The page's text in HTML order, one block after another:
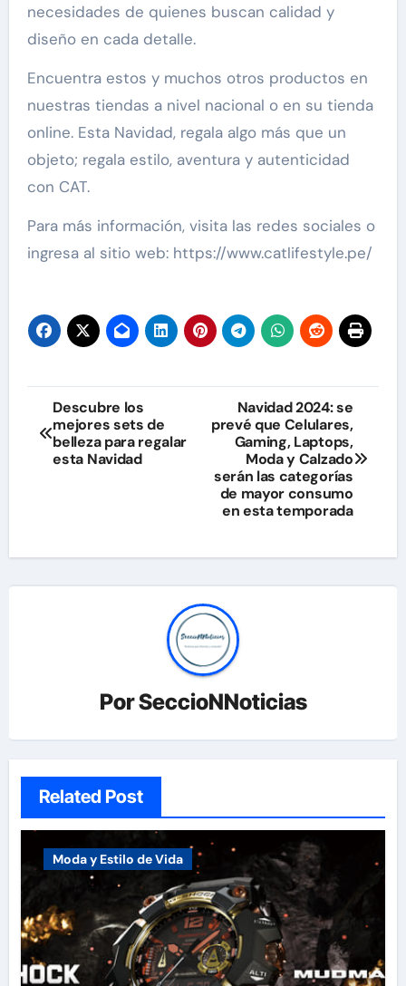
necesidades de quienes buscan calidad y
diseño en cada detalle.
Encuentra estos y muchos otros productos en
nuestras tiendas a nivel nacional o en su tienda
online. Esta Navidad, regala algo más que un
objeto; regala estilo, aventura y autenticidad
con CAT.
Para más información, visita las redes sociales o
ingresa al sitio web: https://www.catlifestyle.pe/
Navegación
de
Descubre los
mejores sets de
belleza para regalar
esta Navidad
Navidad 2024: se
prevé que Celulares,
Gaming, Laptops,
Moda y Calzado
serán las categorías
de mayor consumo
en esta temporada
PorSeccioNNoticias
Related Post
Moda y Estilo de Vida